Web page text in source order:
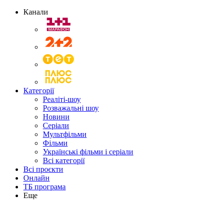
Канали
Категорії
Реаліті-шоу
Розважальні шоу
Новини
Серіали
Мультфільми
Фільми
Українські фільми і серіали
Всі категорії
Всі проєкти
Онлайн
ТБ програма
Еще